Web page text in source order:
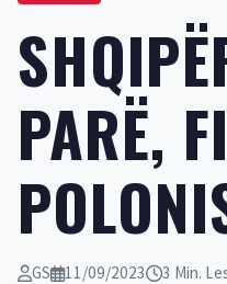
PARË,
GS 11/09/2023 3 Min.